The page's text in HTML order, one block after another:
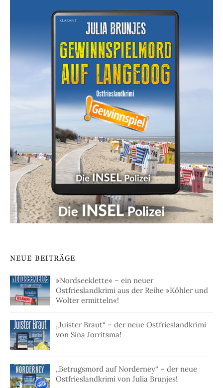
NEUE BEITRÄGE
»Nordseeklette« – ein neuer
Ostfrieslandkrimi aus der Reihe »Köhler und
Wolter ermitteln«!
„Juister Braut“ – der neue Ostfrieslandkrimi
von Sina Jorritsma!
„Betrugsmord auf Norderney“ – der neue
Ostfrieslandkrimi von Julia Brunjes!